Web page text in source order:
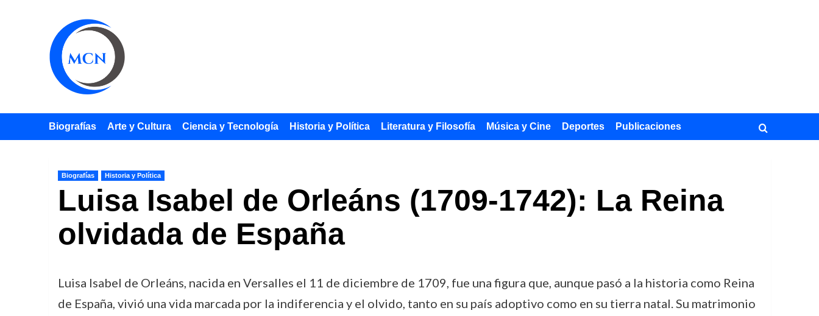
Biografías Arte y Cultura Ciencia y Tecnología Historia y Política Literatura y Filosofía Música y Cine Deportes Publicaciones
Biografías Historia y Política
Luisa Isabel de Orleáns (1709-1742): La Reina
olvidada de España
Luisa Isabel de Orleáns, nacida en Versalles el 11 de diciembre de 1709, fue una figura que, aunque pasó a la historia como Reina
de España, vivió una vida marcada por la indiferencia y el olvido, tanto en su país adoptivo como en su tierra natal. Su matrimonio